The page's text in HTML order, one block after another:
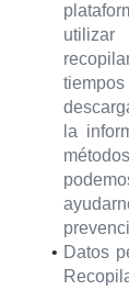
utilizar
la
Datos